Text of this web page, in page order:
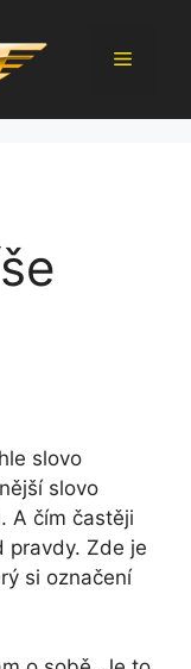
Menu
slovo
slovo
A čím častěji
pravdy. Zde je
si označení